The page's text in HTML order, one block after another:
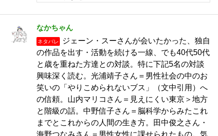
なかちゃん
ネタバレ
ジェーン・スーさんが会いたかった、独自
の作品を出す・活動を続ける一線、でも40代50代
と歳を重ねた方達との対談。特に下記5名の対談
興味深く読む。光浦靖子さん＝男性社会の中のお
笑いの「やりこめられないブス」（文中引用）へ
の信頼。山内マリコさん＝見えにくい東京＞地方
と階級の話。中野信子さん＝脳科学からみたこれ
までとこれからの人間の生き方。田中俊之さん・
海野つなみさん＝男性女性に課せられたもの。気